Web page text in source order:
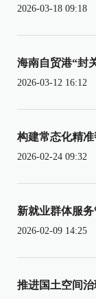
2026-03-18 09:18
海南自贸港“封
2026-03-12 16:12
构建常态化精
2026-02-24 09:32
新就业群体服
2026-02-09 14:25
推进国土空间